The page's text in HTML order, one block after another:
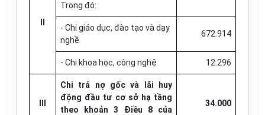
Trong đó:
- Chi giáo dục, đào tạo và dạy
nghề
672.914
- Chi khoa học, công nghệ 12.296
Chi trả nợ gốc và lãi huy
động đầu tư cơ sở hạ tầng
theo khoản 3 Điều 8 của
34.000